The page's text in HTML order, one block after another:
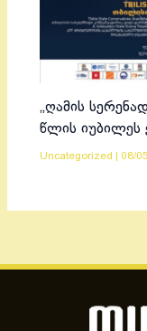
„ღამის
წლის იუბილეს
Uncategorized 08/